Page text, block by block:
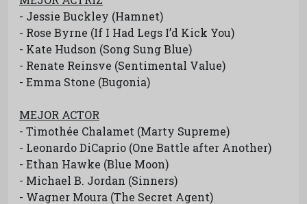
- Jessie Buckley (Hamnet)
- Rose Byrne (If I Had Legs I’d Kick You)
- Kate Hudson (Song Sung Blue)
- Renate Reinsve (Sentimental Value)
- Emma Stone (Bugonia)
MEJOR ACTOR
- Timothée Chalamet (Marty Supreme)
- Leonardo DiCaprio (One Battle after Another)
- Ethan Hawke (Blue Moon)
- Michael B. Jordan (Sinners)
- Wagner Moura (The Secret Agent)